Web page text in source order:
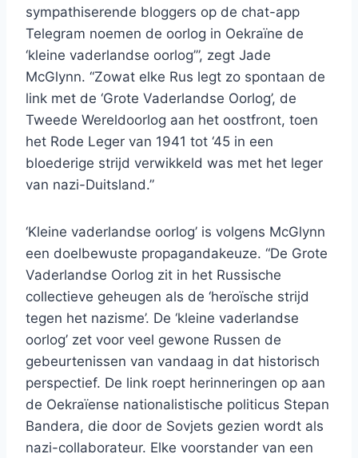
sympathiserende bloggers op de chat-app
Telegram noemen de oorlog in Oekraïne de
‘kleine vaderlandse oorlog’”, zegt Jade
McGlynn. “Zowat elke Rus legt zo spontaan de
link met de ‘Grote Vaderlandse Oorlog’, de
Tweede Wereldoorlog aan het oostfront, toen
het Rode Leger van 1941 tot ‘45 in een
bloederige strijd verwikkeld was met het leger
van nazi-Duitsland.”
‘Kleine vaderlandse oorlog’ is volgens McGlynn
een doelbewuste propagandakeuze. “De Grote
Vaderlandse Oorlog zit in het Russische
collectieve geheugen als de ‘heroïsche strijd
tegen het nazisme’. De ‘kleine vaderlandse
oorlog’ zet voor veel gewone Russen de
gebeurtenissen van vandaag in dat historisch
perspectief. De link roept herinneringen op aan
de Oekraïense nationalistische politicus Stepan
Bandera, die door de Sovjets gezien wordt als
nazi-collaborateur. Elke voorstander van een